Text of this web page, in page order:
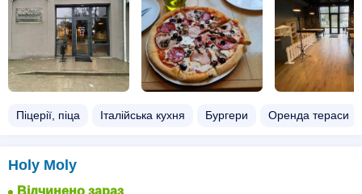
Піцерії, піца Італійська кухня Бургери Оренда тераси
Holy Moly
Відчинено зараз